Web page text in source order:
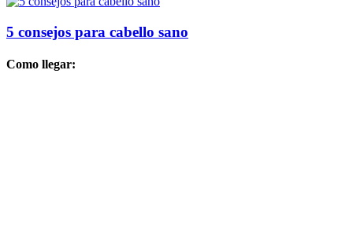
5 consejos para cabello sano
Como llegar: